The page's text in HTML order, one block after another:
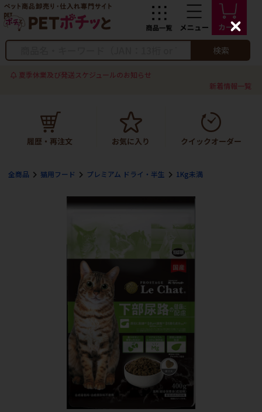
検索
夏季休業及び発送スケジュールのお知らせ
新着情報一覧
全商品 猫用フード プレミアム ドライ・半生 1Kg未満
C
l
s